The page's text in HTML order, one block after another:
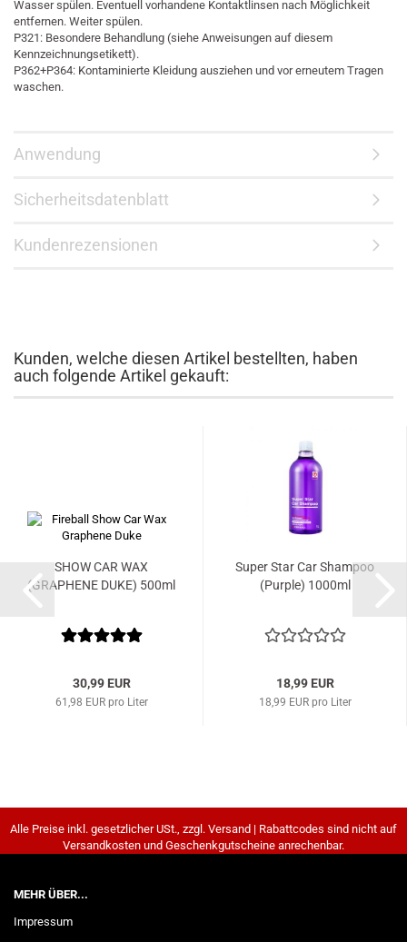
Wasser spülen. Eventuell vorhandene Kontaktlinsen nach Möglichkeit
entfernen. Weiter spülen.
P321: Besondere Behandlung (siehe Anweisungen auf diesem
Kennzeichnungsetikett).
P362+P364: Kontaminierte Kleidung ausziehen und vor erneutem Tragen
waschen.
Anwendung
Sicherheitsdatenblatt
Kundenrezensionen
Kunden, welche diesen Artikel bestellten, haben
auch folgende Artikel gekauft:
SHOW CAR WAX
(GRAPHENE DUKE) 500ml
30,99 EUR
61,98 EUR pro Liter
Super Star Car Shampoo
(Purple) 1000ml
18,99 EUR
18,99 EUR pro Liter
Alle Preise inkl. gesetzlicher USt., zzgl. Versand | Rabattcodes sind nicht auf
Versandkosten und Geschenkgutscheine anrechenbar.
MEHR ÜBER...
Impressum